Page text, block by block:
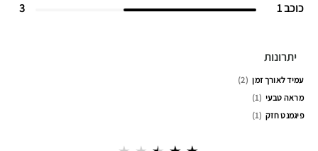
כוכב 1 3
יתרונות
עמיד לאורך זמן
2
מראה טבעי
1
פיגמנט חזק
1